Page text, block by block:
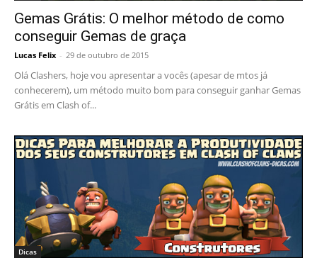
Gemas Grátis: O melhor método de como
conseguir Gemas de graça
Lucas Felix - 29 de outubro de 2015
Olá Clashers, hoje vou apresentar a vocês (apesar de mtos já
conhecerem), um método muito bom para conseguir ganhar Gemas
Grátis em Clash of...
Dicas